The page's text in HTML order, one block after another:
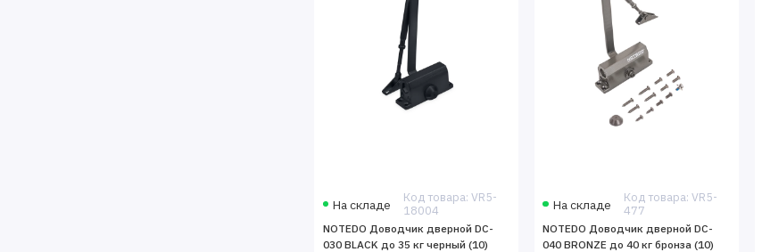
На складе
Код товара: VR5-
18004
NOTEDO Доводчик дверной DC-
030 BLACK до 35 кг черный (10)
На складе
Код товара: VR5-
477
NOTEDO Доводчик дверной DC-
040 BRONZE до 40 кг бронза (10)